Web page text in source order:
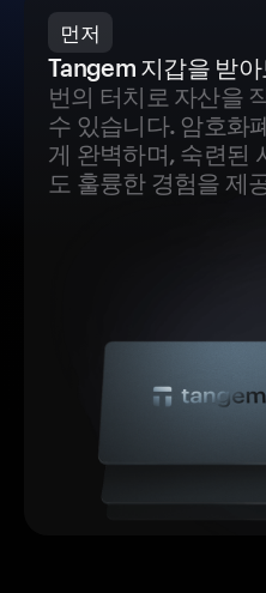
먼저
Tangem 지갑을 받아
번의 터치로 자산을
수 있습니다. 암호화
게 완벽하며, 숙련된
도 훌륭한 경험을 제